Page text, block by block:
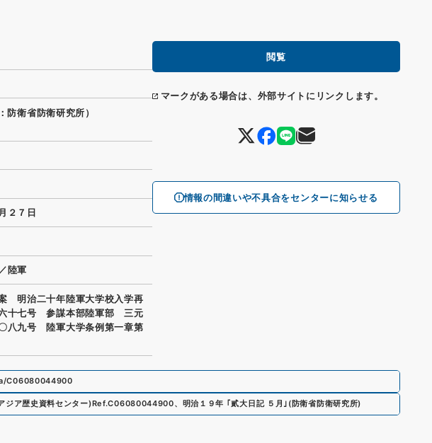
閲覧
マークがある場合は、外部サイトにリンクします。
情報の間違いや不具合をセンターに知らせる
衛省防衛研究所）
２７日
陸軍
明治二十年陸軍大学校入学再
十七号 参謀本部陸軍部 三元
八九号 陸軍大学条例第一章第
C06080044900
ジア歴史資料センター)Ref.C06080044900、 明治１９年 ｢貳大日記 ５月｣ ( 防衛省防衛研究所)